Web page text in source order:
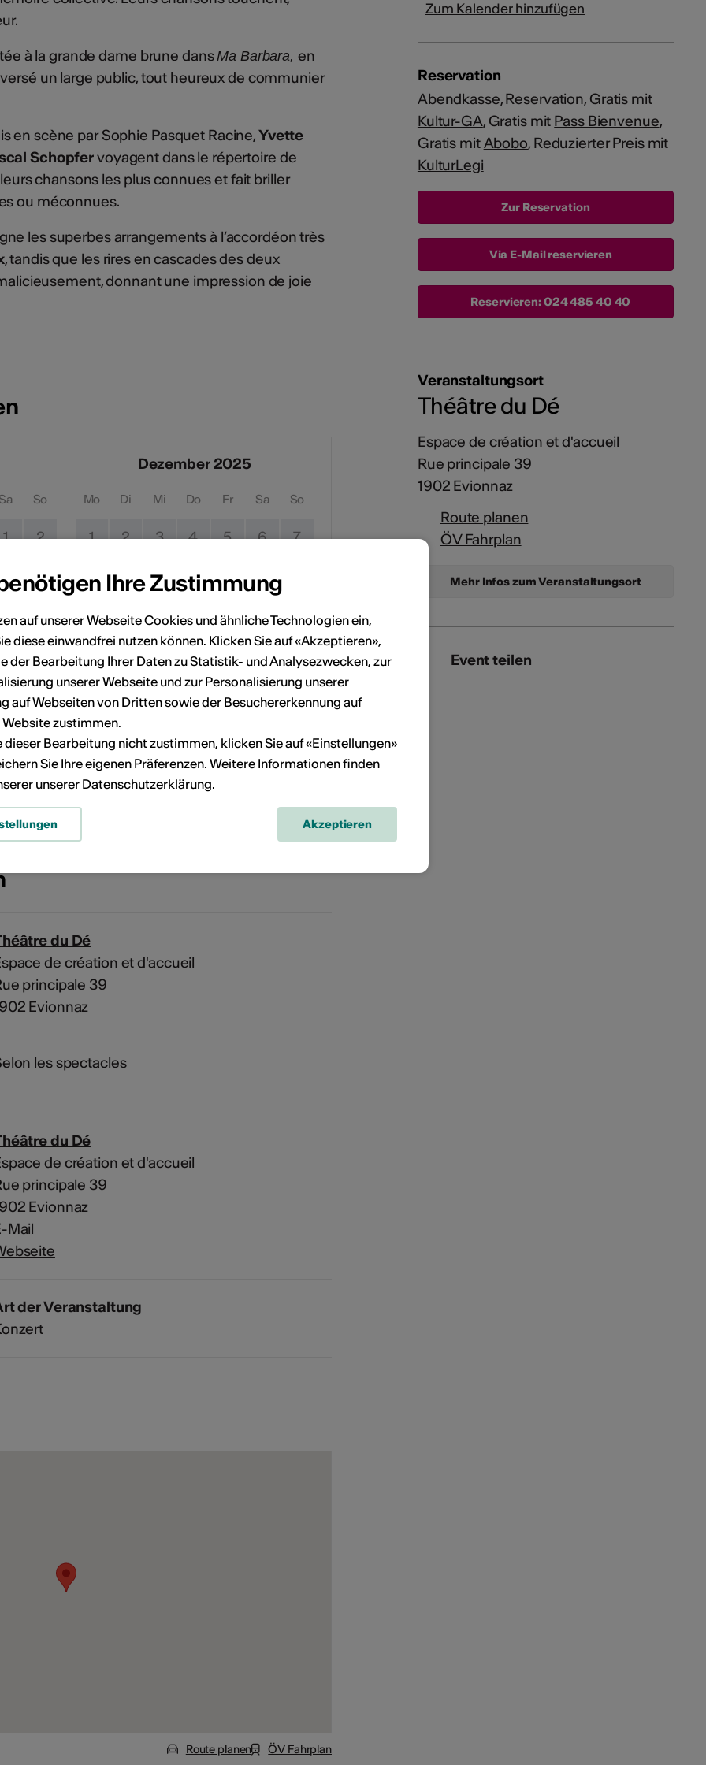
à la grande dame brune dansMa Barbara, en
un large public, tout heureux de communier
en scène par Sophie Pasquet Racine,Yvette
Schopfervoyagent dans le répertoire de
chansons les plus connues et fait briller
ou méconnues.
les superbes arrangements à l’accordéon très
, tandis que les rires en cascades des deux
donnant une impression de joie
Sa So
1 2
8 9
16
23
30
Dezember 2025
Mo Di Mi Do Fr Sa So
1 2 3 4 5 6 7
8 9 10 11 12 13
15 16 17 19 20 21
22 23 24 25 26 27 28
29 30 31
Kein Durchführungsdatum
Ihrem persönlichen Kalender hinzuzufügen.
du Dé
de création et d'accueil
principale 39
Evionnaz
les spectacles
du Dé
de création et d'accueil
principale 39
Evionnaz
Mail
der Veranstaltung
Route planen ÖV Fahrplan
Zum Kalender hinzufügen
Reservation
Abendkasse, Reservation, Gratis mit
Kultur-GA, Gratis mit Pass Bienvenue,
Gratis mitAbobo, Reduzierter Preis mit
KulturLegi
Via E-Mail reservieren
Reservieren:024 485 40 40
Veranstaltungsort
Théâtre du Dé
Espace de création et d'accueil
Rue principale 39
1902 Evionnaz
Route planen
ÖV Fahrplan
Mehr Infos zum Veranstaltungsort
Event teilen
Ihre Zustimmung
auf unserer Webseite Cookies und ähnliche Technologien ein,
diese einwandfrei nutzen können. Klicken Sie auf «Akzeptieren»,
der Bearbeitung Ihrer Daten zu Statistik- und Analysezwecken, zur
unserer Webseite und zur Personalisierung unserer
auf Webseiten von Dritten sowie der Besuchererkennung auf
Website zustimmen.
dieser Bearbeitung nicht zustimmen, klicken Sie auf «Einstellungen»
Sie Ihre eigenen Präferenzen. Weitere Informationen finden
unserer Datenschutzerklärung.
Akzeptieren